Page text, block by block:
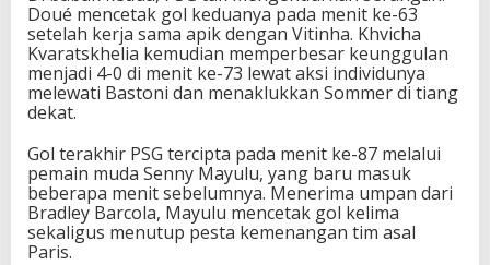
Doué mencetak gol keduanya pada menit ke-63
setelah kerja sama apik dengan Vitinha. Khvicha
Kvaratskhelia kemudian memperbesar keunggulan
menjadi 4-0 di menit ke-73 lewat aksi individunya
melewati Bastoni dan menaklukkan Sommer di tiang
dekat.
Gol terakhir PSG tercipta pada menit ke-87 melalui
pemain muda Senny Mayulu, yang baru masuk
beberapa menit sebelumnya. Menerima umpan dari
Bradley Barcola, Mayulu mencetak gol kelima
sekaligus menutup pesta kemenangan tim asal
Paris.